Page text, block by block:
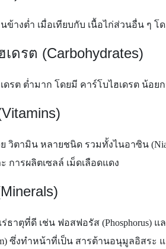
ข้างต่ำ เมื่อเทียบกับ เนื้อไก่ส่วนอื่น ๆ
เดรต (Carbohydrates)
ดรต ต่ำมาก โดยมี คาร์โบไฮเดรต น้อย
วิตามิน หลายชนิด รวมทั้งไนอาซิน (
การผลิตเซลล์ เม็ดเลือดแดง
ร่ธาตุที่ดี เช่น ฟอสฟอรัส (Phosphorus)
ซึ่งทำหน้าที่เป็น สารต้านอนุมูลอิสร